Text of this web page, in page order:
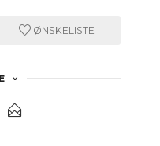
ØNSKELISTE